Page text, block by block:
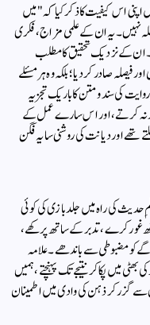
اس کیفیت کا ذکر کیا کہ "میں
نہیں۔ یہ ان کے علمی مزاج، فکری
ان کے نزدیک تحقیق کا مطلب
صادر کر دیا؛ بلکہ وہ ہر مسئلے
کی سند و متن کا باریک تجزیہ
کرتے، اور اس سارے عمل کے
تھے اور دیانت کی روشنی سایہ فگن
حدیث کی راہ میں جلد بازی کی کوئی
غور کرے، تدبر کے ساتھ پرکھے،
کو مضبوطی سے باندھے۔ علامہ
میں پکا کر نتیجے تک پہنچتے، ہمیں
گزر کر ذہن کی وادی میں اطمینان